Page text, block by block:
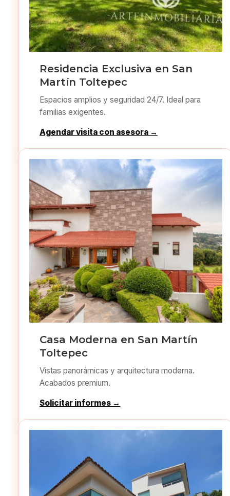
Residencia Exclusiva en San
Martín Toltepec
Espacios amplios y seguridad 24/7. Ideal para
familias exigentes.
Agendar visita con asesora →
Casa Moderna en San Martín
Toltepec
Vistas panorámicas y arquitectura moderna.
Acabados premium.
Solicitar informes →